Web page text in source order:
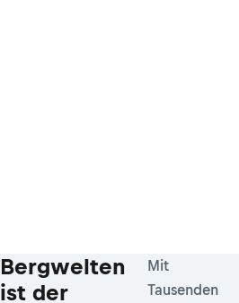
Bergwelten
ist der
Mit
Tausenden